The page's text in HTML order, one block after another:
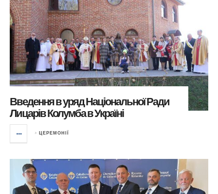
Введення в уряд Національної Ради
Лицарів Колумба в Україні
> ЦЕРЕМОНІЇ